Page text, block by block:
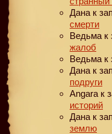
Дана к
смерти
Ведьма к
жалоб
Ведьма к
Дана к
подруги
Angara к
историй
Дана к
землю